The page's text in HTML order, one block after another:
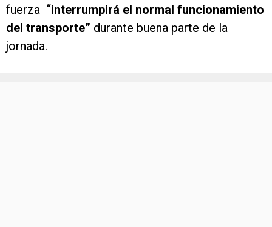
fuerza “interrumpirá el normal funcionamiento
del transporte” durante buena parte de la
jornada.